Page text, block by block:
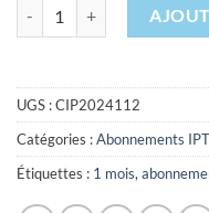
UGS :CIP2024112
Catégories :Abonnements
Étiquettes : 1 mois,